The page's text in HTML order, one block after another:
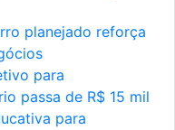
planejado reforça
para
passa de R$ 15 mil
para